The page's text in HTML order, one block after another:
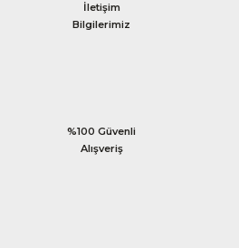
İletişim
Bilgilerimiz
%100 Güvenli
Alışveriş